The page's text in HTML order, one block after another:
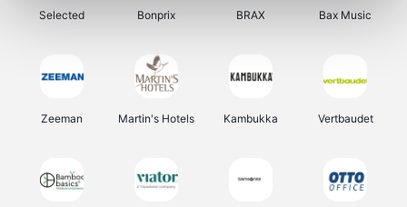
Selected Bonprix BRAX Bax Music
Zeeman Martin's Hotels Kambukka Vertbaudet